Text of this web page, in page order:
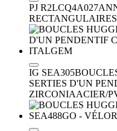
PJ R2LCQ4A027
RECTANGULAIRES
IG SEA305
SERTIES D'UN
ZIRCONIAACIER/